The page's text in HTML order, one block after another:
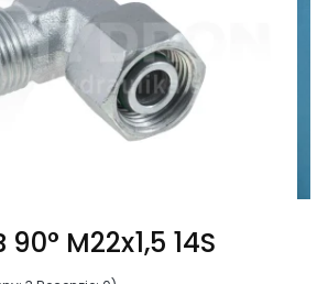
M22x1,5 14S